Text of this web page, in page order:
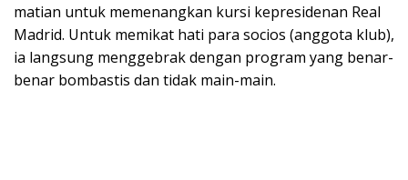
matian untuk memenangkan kursi kepresidenan Real
Madrid. Untuk memikat hati para socios (anggota klub),
ia langsung menggebrak dengan program yang benar-
benar bombastis dan tidak main-main.